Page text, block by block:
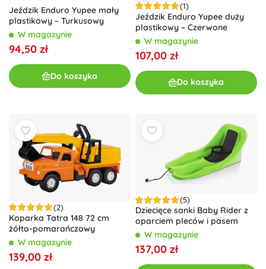
Jeździk Enduro Yupee mały
plastikowy – Turkusowy
W magazynie
94,50 zł
Do koszyka
(1)
Jeździk Enduro Yupee duży
plastikowy – Czerwone
W magazynie
107,00 zł
Do koszyka
(2)
Koparka Tatra 148 72 cm
żółto-pomarańczowy
W magazynie
139,00 zł
(5)
Dziecięce sanki Baby Rider z
oparciem pleców i pasem
W magazynie
137,00 zł